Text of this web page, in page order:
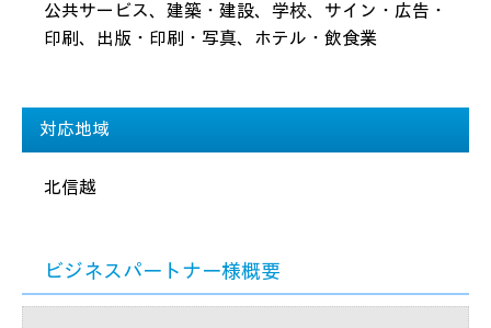
公共サービス、建築・建設、学校、サイン・広告・
印刷、出版・印刷・写真、ホテル・飲食業
対応地域
北信越
ビジネスパートナー様概要